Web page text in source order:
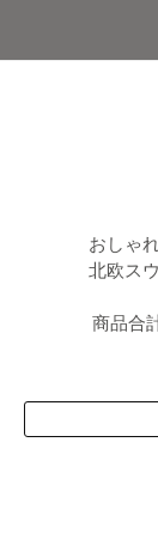
おしゃ
北欧ス
商品合